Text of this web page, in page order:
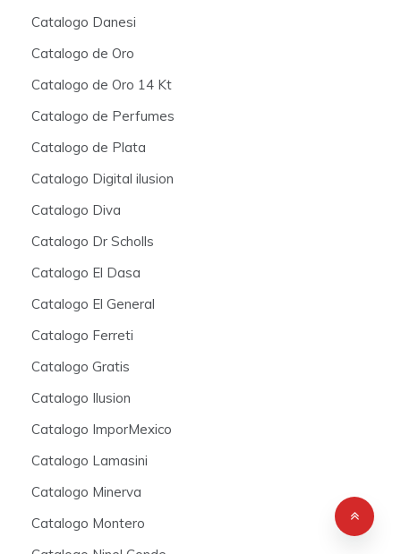
Catalogo Danesi
Catalogo de Oro
Catalogo de Oro 14 Kt
Catalogo de Perfumes
Catalogo de Plata
Catalogo Digital ilusion
Catalogo Diva
Catalogo Dr Scholls
Catalogo El Dasa
Catalogo El General
Catalogo Ferreti
Catalogo Gratis
Catalogo Ilusion
Catalogo ImporMexico
Catalogo Lamasini
Catalogo Minerva
Catalogo Montero